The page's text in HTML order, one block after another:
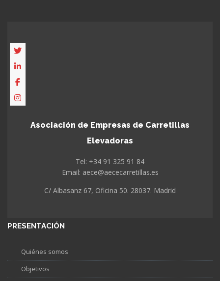
Asociación de Empresas de Carretillas
Elevadoras
Tel: +34 91 325 91 84
Email: aece@aececarretillas.es
C/ Albasanz 67, Oficina 50. 28037. Madrid
PRESENTACIÓN
Quiénes somos
Objetivos